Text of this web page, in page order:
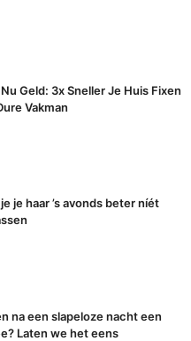
Geld: 3x Sneller Je Huis Fixen
Vakman
je haar ’s avonds beter níét
na een slapeloze nacht een
Laten we het eens